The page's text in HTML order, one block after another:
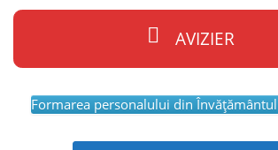
AVIZIER
Formarea personalului din